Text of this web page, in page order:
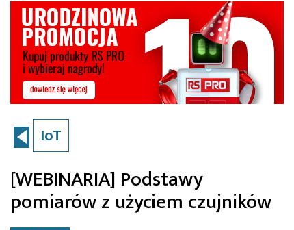
IoT
[WEBINARIA] Podstawy
pomiarów z użyciem czujników